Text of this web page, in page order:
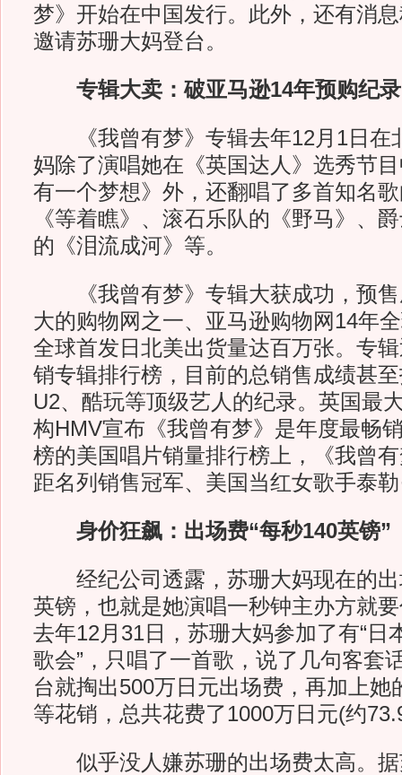
梦》开始在中国发行。此外，还有消
邀请苏珊大妈登台。
专辑大卖：破亚马逊14年预购纪录
《我曾有梦》专辑去年12月1日在
妈除了演唱她在《英国达人》选秀节
有一个梦想》外，还翻唱了多首知名
《等着瞧》、滚石乐队的《野马》、
的《泪流成河》等。
《我曾有梦》专辑大获成功，预售
大的购物网之一、亚马逊购物网14年
全球首发日北美出货量达百万张。专
销专辑排行榜，目前的总销售成绩甚
U2、酷玩等顶级艺人的纪录。英国最
构HMV宣布《我曾有梦》是年度最畅
榜的美国唱片销量排行榜上，《我曾
距名列销售冠军、美国当红女歌手泰
身价狂飙：出场费“每秒140英镑”
经纪公司透露，苏珊大妈现在的出
英镑，也就是她演唱一秒钟主办方就
去年12月31日，苏珊大妈参加了有“日
歌会”，只唱了一首歌，说了几句客套
台就掏出500万日元出场费，再加上她
等花销，总共花费了1000万日元(约
似乎没人嫌苏珊的出场费太高。据